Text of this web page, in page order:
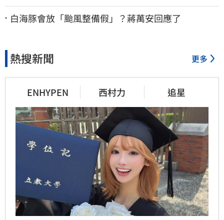
灣又更近一點
白海豚會放「颱風整備假」？蔣萬安回應了
熱搜新聞 更多
ENHYPEN 西村力 追星